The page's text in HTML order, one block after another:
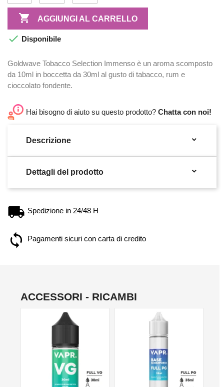
 AGGIUNGI AL CARRELLO
 Disponibile
Goldwave Tobacco Selection Immenso è un aroma scomposto
da 10ml in boccetta da 30ml al gusto di tabacco, rum e
cioccolato fondente.
Hai bisogno di aiuto su questo prodotto? Chatta con noi!
Descrizione 
Dettagli del prodotto 
Spedizione in 24/48 H
Pagamenti sicuri con carta di credito
ACCESSORI - RICAMBI